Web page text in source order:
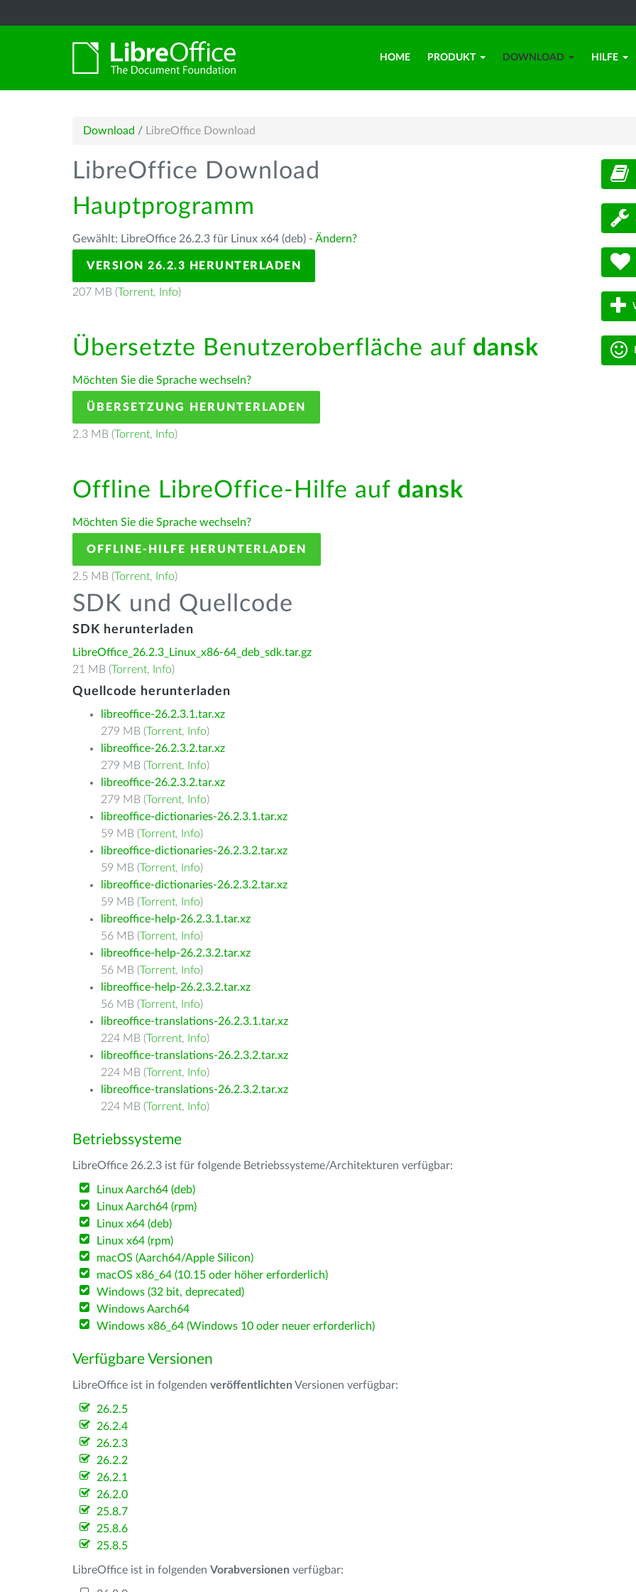
HOME PRODUKT DOWNLOAD HILFE
Download / LibreOffice Download
LibreOffice Download
Hauptprogramm
Gewählt: LibreOffice 26.2.3 für Linux x64 (deb) - Ändern?
VERSION 26.2.3 HERUNTERLADEN
207 MB (Torrent, Info)
Übersetzte Benutzeroberfläche auf dansk
Möchten Sie die Sprache wechseln?
ÜBERSETZUNG HERUNTERLADEN
2.3 MB (Torrent, Info)
Offline LibreOffice-Hilfe auf dansk
Möchten Sie die Sprache wechseln?
OFFLINE-HILFE HERUNTERLADEN
2.5 MB (Torrent, Info)
SDK und Quellcode
SDK herunterladen
LibreOffice_26.2.3_Linux_x86-64_deb_sdk.tar.gz
21 MB (Torrent, Info)
Quellcode herunterladen
libreoffice-26.2.3.1.tar.xz
279 MB (Torrent, Info)
libreoffice-26.2.3.2.tar.xz
279 MB (Torrent, Info)
libreoffice-26.2.3.2.tar.xz
279 MB (Torrent, Info)
libreoffice-dictionaries-26.2.3.1.tar.xz
59 MB (Torrent, Info)
libreoffice-dictionaries-26.2.3.2.tar.xz
59 MB (Torrent, Info)
libreoffice-dictionaries-26.2.3.2.tar.xz
59 MB (Torrent, Info)
libreoffice-help-26.2.3.1.tar.xz
56 MB (Torrent, Info)
libreoffice-help-26.2.3.2.tar.xz
56 MB (Torrent, Info)
libreoffice-help-26.2.3.2.tar.xz
56 MB (Torrent, Info)
libreoffice-translations-26.2.3.1.tar.xz
224 MB (Torrent, Info)
libreoffice-translations-26.2.3.2.tar.xz
224 MB (Torrent, Info)
libreoffice-translations-26.2.3.2.tar.xz
224 MB (Torrent, Info)
Betriebssysteme
LibreOffice 26.2.3 ist für folgende Betriebssysteme/Architekturen verfügbar:
Linux Aarch64 (deb)
Linux Aarch64 (rpm)
Linux x64 (deb)
Linux x64 (rpm)
macOS (Aarch64/Apple Silicon)
macOS x86_64 (10.15 oder höher erforderlich)
Windows (32 bit, deprecated)
Windows Aarch64
Windows x86_64 (Windows 10 oder neuer erforderlich)
Verfügbare Versionen
LibreOffice ist in folgenden veröffentlichten Versionen verfügbar:
26.2.5
26.2.4
26.2.3
26.2.2
26.2.1
26.2.0
25.8.7
25.8.6
25.8.5
LibreOffice ist in folgenden Vorabversionen verfügbar: